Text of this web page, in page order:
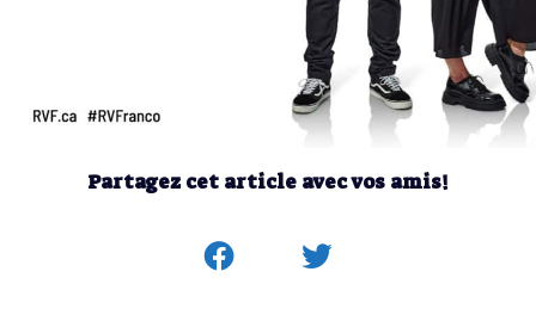
Partagez cet article avec vos amis!